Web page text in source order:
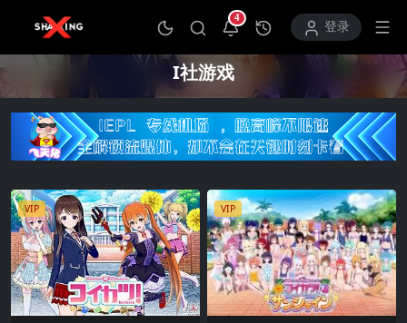
4
打开通知中心登录
I社游戏
VIP VIP